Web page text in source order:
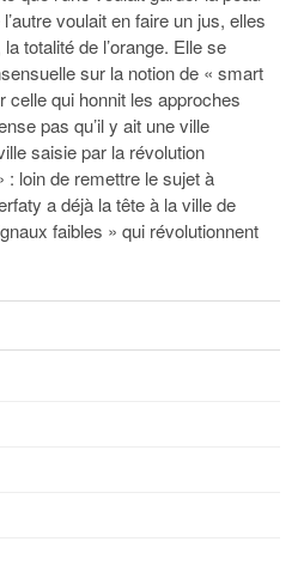
voulait en faire un jus, elles
totalité de l’orange. Elle se
sur la notion de « smart
celle qui honnit les approches
pas qu’il y ait une ville
saisie par la révolution
: loin de remettre le sujet à
a déjà la tête à la ville de
faibles » qui révolutionnent